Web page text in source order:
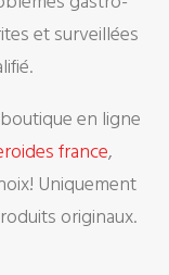
et surveillées
en ligne
france,
Uniquement
originaux.